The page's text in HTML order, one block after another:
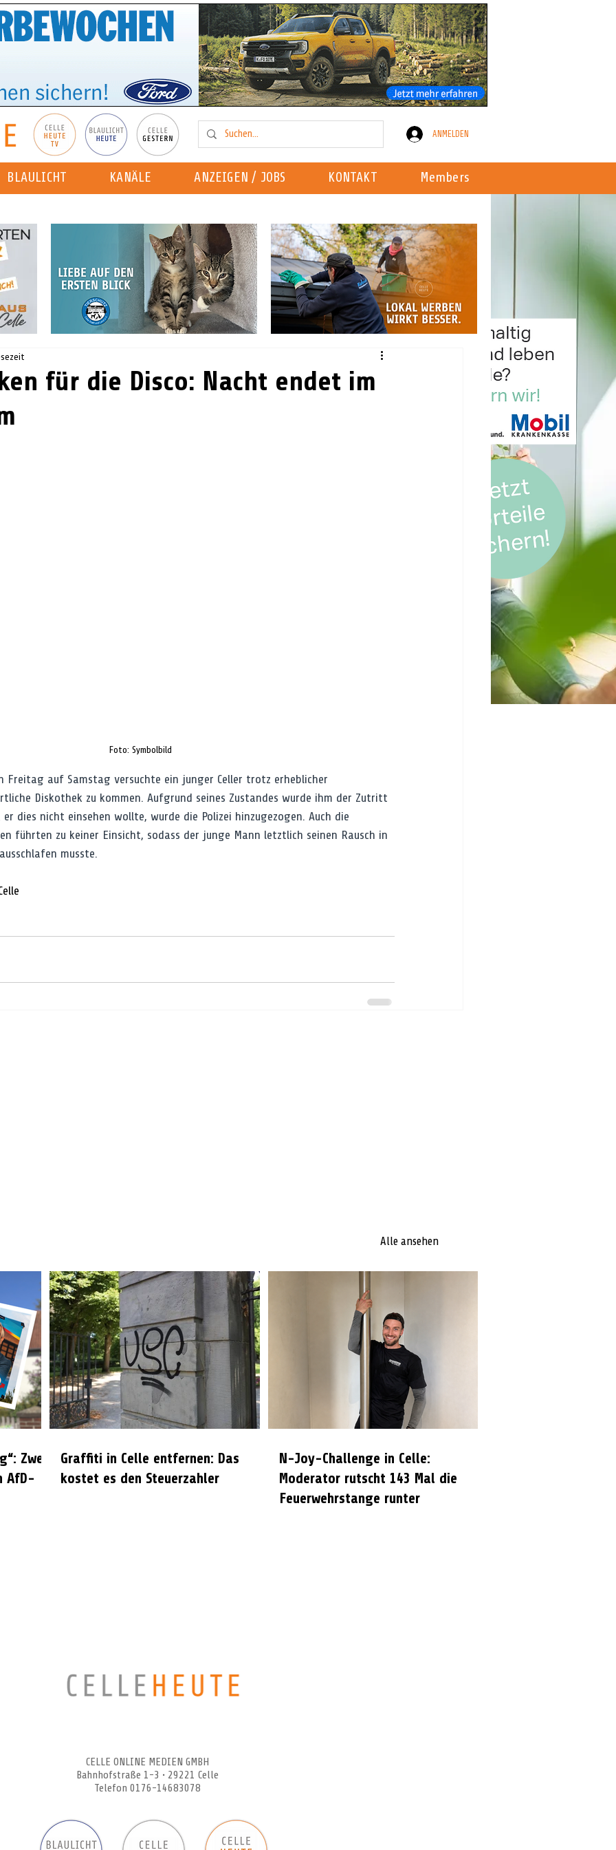
ANMELDEN
BLAULICHT KANÄLE ANZEIGEN / JOBS KONTAKT Members
für die Disco: Nacht endet im
Foto: Symbolbild
Freitag auf Samstag versuchte ein junger Celler trotz erheblicher
Diskothek zu kommen. Aufgrund seines Zustandes wurde ihm der Zutritt
dies nicht einsehen wollte, wurde die Polizei hinzugezogen. Auch die
führten zu keiner Einsicht, sodass der junge Mann letztlich seinen Rausch in
musste.
Alle ansehen
Zwei
AfD-
Graffiti in Celle entfernen: Das
kostet es den Steuerzahler
N-Joy-Challenge in Celle:
Moderator rutscht 143 Mal die
Feuerwehrstange runter
CELLE ONLINE MEDIEN GMBH
Bahnhofstraße 1-3 • 29221 Celle
Telefon 0176-14683078